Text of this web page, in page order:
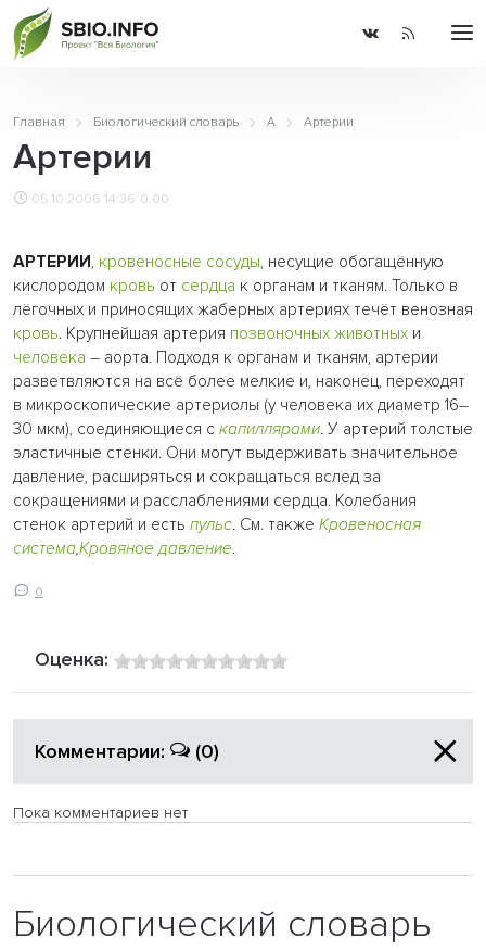
Главная Биологический словарь А Артерии
Артерии
05.10.2006 14:36 0.00
АРТЕРИИ, кровеносные сосуды, несущие обогащённую
кислородом кровь от сердца к органам и тканям. Только в
лёгочных и приносящих жаберных артериях течёт венозная
кровь. Крупнейшая артерия позвоночных животных и
человека – аорта. Подходя к органам и тканям, артерии
разветвляются на всё более мелкие и, наконец, переходят
в микроскопические артериолы (у человека их диаметр 16–
30 мкм), соединяющиеся с капиллярами. У артерий толстые
эластичные стенки. Они могут выдерживать значительное
давление, расширяться и сокращаться вслед за
сокращениями и расслаблениями сердца. Колебания
стенок артерий и есть пульс. См. также Кровеносная
система,Кровяное давление.
0
Оценка:
Комментарии: (0)
Пока комментариев нет
Биологический словарь